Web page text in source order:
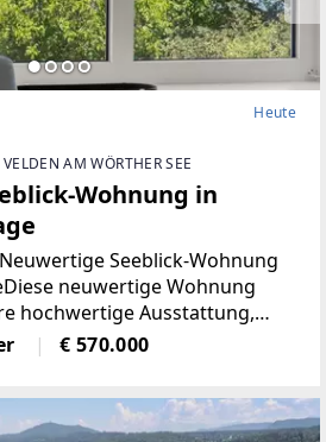
Heute
AM WÖRTHER SEE
Wohnung in
Seeblick-Wohnung
neuwertige Wohnung
hochwertige Ausstattung,
und einen
auf den Wörthersee. Auf rund
€ 570.000